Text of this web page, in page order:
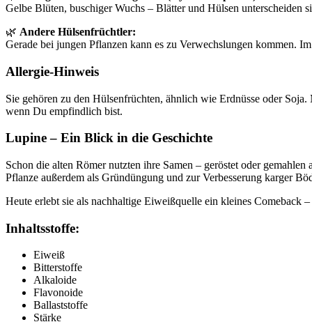
Gelbe Blüten, buschiger Wuchs – Blätter und Hülsen unterscheiden
🌿 Andere Hülsenfrüchtler:
Gerade bei jungen Pflanzen kann es zu Verwechslungen kommen.
Allergie-Hinweis
Sie gehören zu den Hülsenfrüchten, ähnlich wie Erdnüsse oder
wenn Du empfindlich bist.
Lupine – Ein Blick in die Geschichte
Schon die alten Römer nutzten ihre Samen – geröstet oder
Pflanze außerdem als Gründüngung und zur Verbesserung karger
Heute erlebt sie als nachhaltige Eiweißquelle ein kleines Comeback
Inhaltsstoffe:
Eiweiß
Bitterstoffe
Alkaloide
Flavonoide
Ballaststoffe
Stärke